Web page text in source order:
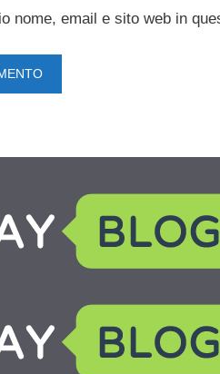
nome, email e sito web in